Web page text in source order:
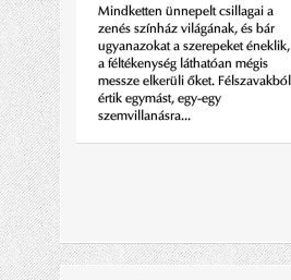
Mindketten ünnepelt csillagai a
zenés színház világának, és bár
ugyanazokat a szerepeket éneklik,
a féltékenység láthatóan mégis
messze elkerüli őket. Félszavakból
értik egymást, egy-egy
szemvillanásra...